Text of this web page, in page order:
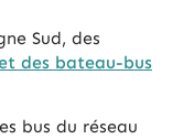
Sud, des
des bateau-bus
bus du réseau